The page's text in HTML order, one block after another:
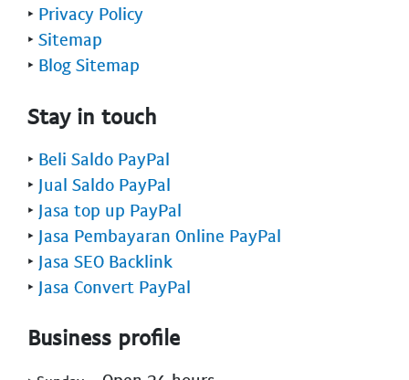
‣ Privacy Policy
‣ Sitemap
‣ Blog Sitemap
Stay in touch
‣ Beli Saldo PayPal
‣ Jual Saldo PayPal
‣ Jasa top up PayPal
‣ Jasa Pembayaran Online PayPal
‣ Jasa SEO Backlink
‣ Jasa Convert PayPal
Business profile